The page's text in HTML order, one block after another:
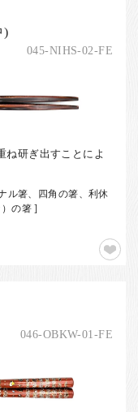
)
045-NIHS-02-FE
ね研ぎ出すことによ
ル箸、四角の箸、利休
の箸 ]
046-OBKW-01-FE